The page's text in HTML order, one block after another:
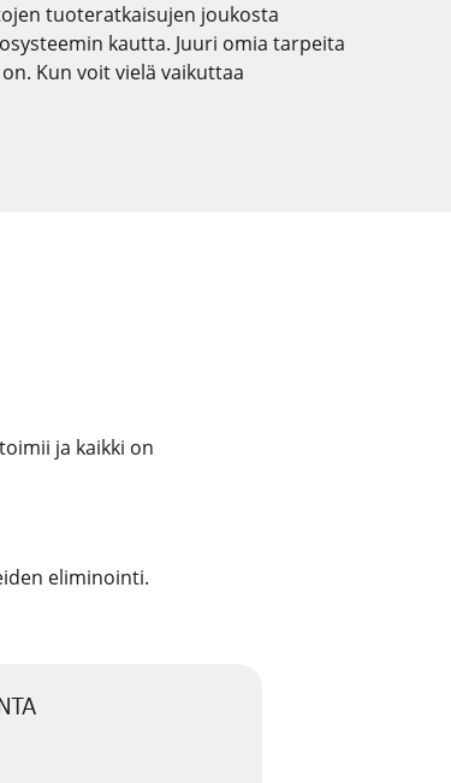
tuoteratkaisujen joukosta
kautta. Juuri omia tarpeita
Kun voit vielä vaikuttaa
ja kaikki on
eliminointi.